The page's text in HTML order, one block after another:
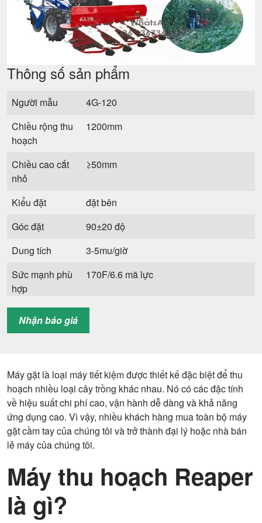
Thông số sản phẩm
Người mẫu
4G-120
Chiều rộng thu
hoạch
1200mm
Chiều cao cắt
nhỏ
≥50mm
Kiểu đặt
đặt bên
Góc đặt
90±20 độ
Dung tích
3-5mu/giờ
Sức mạnh phù
hợp
170F/6.6 mã lực
Nhận báo giá
Máy gặt là loại máy tiết kiệm được thiết kế đặc biệt để thu
hoạch nhiều loại cây trồng khác nhau. Nó có các đặc tính
về hiệu suất chi phí cao, vận hành dễ dàng và khả năng
ứng dụng cao. Vì vậy, nhiều khách hàng mua toàn bộ máy
gặt cầm tay của chúng tôi và trở thành đại lý hoặc nhà bán
lẻ máy của chúng tôi.
Máy thu hoạch Reaper
là gì?